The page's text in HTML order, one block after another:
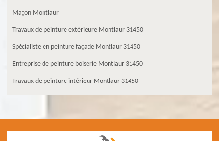
Maçon Montlaur
Travaux de peinture extérieure Montlaur 31450
Spécialiste en peinture façade Montlaur 31450
Entreprise de peinture boiserie Montlaur 31450
Travaux de peinture intérieur Montlaur 31450